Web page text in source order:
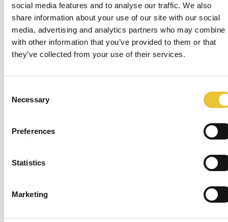
social media features and to analyse our traffic. We also
share information about your use of our site with our social
media, advertising and analytics partners who may combine
with other information that you’ve provided to them or that
they’ve collected from your use of their services.
Selection
Necessary
Preferences
Statistics
Marketing
Verantwortung verpflichtet.
Dieser Leitfaden soll die entscheidende Bedeutung der
Maschinenvorschriften hervorheben und ein umfassendes
Verständnis für deren Umsetzung vermitteln. Die Einhaltung
nachhaltigere Zukunft. Wenn wir diese Normen verstehen
sichereren und produktiveren industriellen Umfeld
Jetzt, wo Sie wissen, wie das Buch funktioniert,
kann die Reise losgehen!